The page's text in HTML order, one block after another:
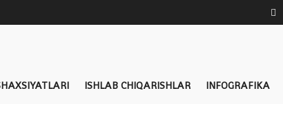
ISHLAB CHIQARISHLAR INFOGRAFIKA